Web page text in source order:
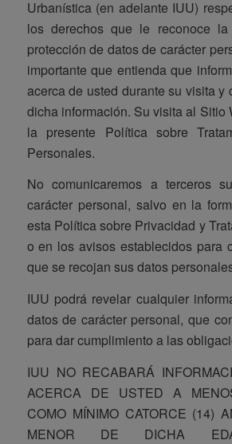
Urbanística (en adelante IUU)
los derechos que le reconoce la
protección de datos de carácter
importante que entienda que
acerca de usted durante su visita y
dicha información. Su visita al Sitio
la presente Política sobre
Personales.
No comunicaremos a terceros
carácter personal, salvo en la
esta Política sobre Privacidad y
o en los avisos establecidos para
que se recojan sus datos
IUU podrá revelar cualquier
datos de carácter personal, que
para dar cumplimiento a las
IUU NO RECABARÁ
ACERCA DE USTED A
COMO MÍNIMO CATORCE (14)
MENOR DE DICHA